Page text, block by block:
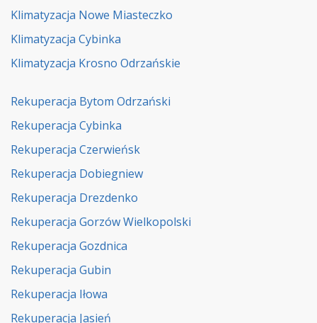
Klimatyzacja Nowe Miasteczko
Klimatyzacja Cybinka
Klimatyzacja Krosno Odrzańskie
Rekuperacja Bytom Odrzański
Rekuperacja Cybinka
Rekuperacja Czerwieńsk
Rekuperacja Dobiegniew
Rekuperacja Drezdenko
Rekuperacja Gorzów Wielkopolski
Rekuperacja Gozdnica
Rekuperacja Gubin
Rekuperacja Iłowa
Rekuperacja Jasień